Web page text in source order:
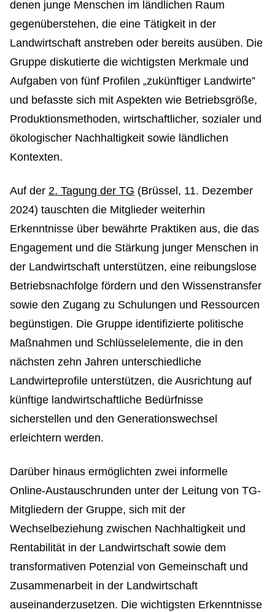
denen junge Menschen im ländlichen Raum
gegenüberstehen, die eine Tätigkeit in der
Landwirtschaft anstreben oder bereits ausüben. Die
Gruppe diskutierte die wichtigsten Merkmale und
Aufgaben von fünf Profilen „zukünftiger Landwirte”
und befasste sich mit Aspekten wie Betriebsgröße,
Produktionsmethoden, wirtschaftlicher, sozialer und
ökologischer Nachhaltigkeit sowie ländlichen
Kontexten.
Auf der 2. Tagung der TG (Brüssel, 11. Dezember
2024) tauschten die Mitglieder weiterhin
Erkenntnisse über bewährte Praktiken aus, die das
Engagement und die Stärkung junger Menschen in
der Landwirtschaft unterstützen, eine reibungslose
Betriebsnachfolge fördern und den Wissenstransfer
sowie den Zugang zu Schulungen und Ressourcen
begünstigen. Die Gruppe identifizierte politische
Maßnahmen und Schlüsselelemente, die in den
nächsten zehn Jahren unterschiedliche
Landwirteprofile unterstützen, die Ausrichtung auf
künftige landwirtschaftliche Bedürfnisse
sicherstellen und den Generationswechsel
erleichtern werden.
Darüber hinaus ermöglichten zwei informelle
Online-Austauschrunden unter der Leitung von TG-
Mitgliedern der Gruppe, sich mit der
Wechselbeziehung zwischen Nachhaltigkeit und
Rentabilität in der Landwirtschaft sowie dem
transformativen Potenzial von Gemeinschaft und
Zusammenarbeit in der Landwirtschaft
auseinanderzusetzen. Die wichtigsten Erkenntnisse